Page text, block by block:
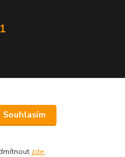
515/4, Michle, 140 00 Praha 4
Souhlasím
zde.